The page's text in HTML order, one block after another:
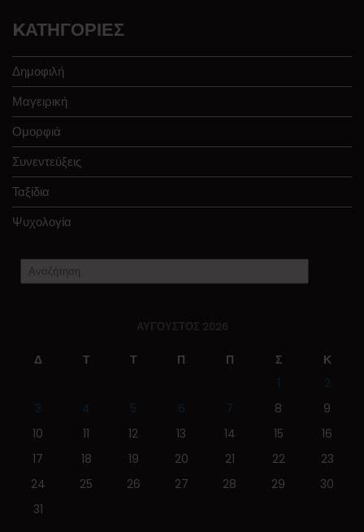
KΑΤΗΓΟΡΊΕΣ
Δημοφιλή
Μαγειρική
Ομορφιά
Συνεντεύξεις
Ταξίδια
Ψυχολογία
ΑΎΓΟΥΣΤΟΣ 2026
Δ Τ Τ Π Π Σ
Κ
1
2
3
4 5 6 7 8
9
10
11 12 13 14 15
16
17
18 19 20 21 22
23
24
25 26 27 28 29
30
31